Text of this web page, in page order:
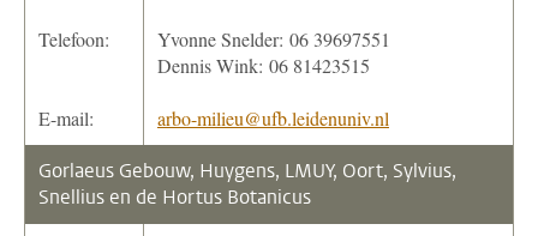
Telefoon:
Yvonne Snelder: 06 39697551
Dennis Wink: 06 81423515
E-mail: arbo-milieu@ufb.leidenuniv.nl
Gorlaeus Gebouw, Huygens, LMUY, Oort, Sylvius,
Snellius en de Hortus Botanicus